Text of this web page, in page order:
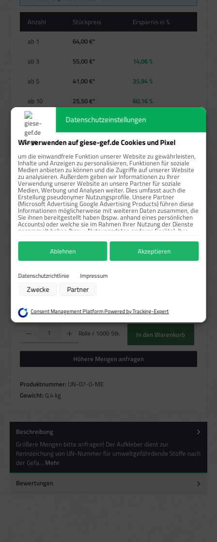
Anzahl Stückpreis
Ersparnis in %
ab 1 64,00 €*
ab 3 55,00 €* 14,06 %
ab 5 41,00 €* 35,94 %
ab 10 25,50 €* 60,16 %
ab20 20,51 €* 67,95 %
ab50 14,50 €* 77,34 %
Preise exkl. MwSt. zzgl. Versandkosten
Sofort verfügbar, Lieferzeit: 1-3 Tage
Größeauswählen
7,4x4 cm
Materialauswählen
Haftfolie gem. BS-5609/Rollen
Haftpapier/Rollen
UN-Nummer bitte angeben*
Produkt Anzahl: Gib den gewünschten Wert ein oder benutze die Schaltflächen um die Anzahl zu
Rolle / 1000 Stk. In den Warenkorb
Höhere Mengen anfragen
Produktnummer: UN-07-0-ME
Gewicht: 0,4 kg
Beschreibung
Größere Mengen bitte anfragen! Der Aufkleber dient zur
Kennzeichung von UN-Nummer für umweltgefährdende Stoffe nach
der Gefa… Mehr
Bewertungen
Datenschutzeinstellungen
Wir verwenden auf giese-gef.de Cookies und Pixel
um die einwandfreie Funktion unserer Website zu gewährleisten,
Inhalte und Anzeigen zu personalisieren, Funktionen für soziale
Medien anbieten zu können und die Zugriffe auf unserer Website
zu analysieren. Außerdem geben wir Informationen zu Ihrer
Verwendung unserer Website an unsere Partner für soziale
Medien, Werbung und Analysen weiter. Dies umfasst auch die
Erstellung pseudonymer Nutzungsprofile. Unsere Partner
(Microsoft Advertising Google Advertising Products) führen diese
Informationen möglicherweise mit weiteren Daten zusammen, die
Sie ihnen bereitgestellt haben (bspw. anhand eines persönlichen
Accounts) oder welche sie im Rahmen Ihrer Nutzung der Dienste
gesammelt haben (bspw. Nutzungsdaten anderer Geräte). Ihre
jederzeit widerrufen, indem Sie auf den Datenschutz-Button links
unten klicken und dort die entsprechenden Anpassungen
vornehmen.
Zwecke der Datenverarbeitung durch unsere Partner:
Verwendung reduzierter Daten zur Auswahl von Werbeanzeigen
Verwendung von Profilen zur Auswahl personalisierter Werbung
Erstellung von Profilen zur Personalisierung von Inhalten
Verwendung von Profilen zur Auswahl personalisierter Inhalte
Messung der Werbeleistung
Messung der Performance von Inhalten
Analyse von Zielgruppen durch Statistiken oder Kombinationen von Daten
aus verschiedenen Quellen
Entwicklung und Verbesserung der Angebote
Verwendung reduzierter Daten zur Auswahl von Inhalten
Besondere Features:
Verwendung genauer Standortdaten
Datenschutzrichtlinie Impressum
Zwecke Partner
Ablehnen Akzeptieren
Consent Management Platform Powered by Tracking-Expert